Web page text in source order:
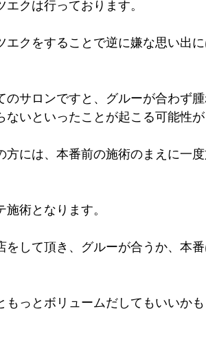
クは行っております。
クをすることで逆に嫌な思い出
サロンですと、グルーが合わず
ないといったことが起こる可能性
には、本番前の施術のまえに一
術となります。
して頂き、グルーが合うか、本
っとボリュームだしてもいいか